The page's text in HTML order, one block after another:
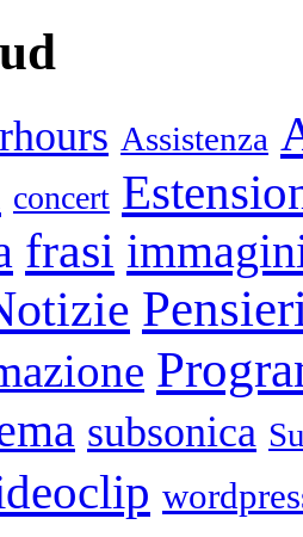
Assistenza
concert
frasi
subsonica